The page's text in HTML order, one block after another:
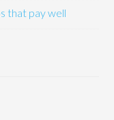
that pay well